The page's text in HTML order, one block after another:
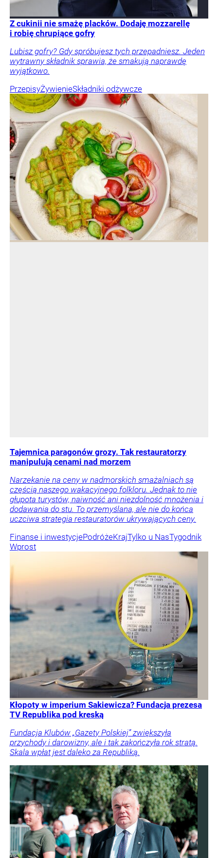
Z cukinii nie smażę placków. Dodaję mozzarellę
i robię chrupiące gofry
Lubisz gofry? Gdy spróbujesz tych przepadniesz. Jeden
wytrawny składnik sprawia, że smakują naprawdę
wyjątkowo.
PrzepisyŻywienieSkładniki odżywcze
Tajemnica paragonów grozy. Tak restauratorzy
manipulują cenami nad morzem
Narzekanie na ceny w nadmorskich smażalniach są
częścią naszego wakacyjnego folkloru. Jednak to nie
głupota turystów, naiwność ani niezdolność mnożenia i
dodawania do stu. To przemyślana, ale nie do końca
uczciwa strategia restauratorów ukrywających ceny.
Finanse i inwestycjePodróżeKrajTylko u NasTygodnik
Wprost
Kłopoty w imperium Sakiewicza? Fundacja prezesa
TV Republika pod kreską
Fundacja Klubów „Gazety Polskiej” zwiększyła
przychody i darowizny, ale i tak zakończyła rok stratą.
Skala wpłat jest daleko za Republiką.